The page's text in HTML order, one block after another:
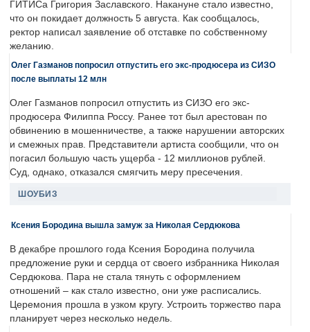
ГИТИСа Григория Заславского. Накануне стало известно,
что он покидает должность 5 августа. Как сообщалось,
ректор написал заявление об отставке по собственному
желанию.
Олег Газманов попросил отпустить его экс-продюсера из СИЗО
после выплаты 12 млн
Олег Газманов попросил отпустить из СИЗО его экс-
продюсера Филиппа Россу. Ранее тот был арестован по
обвинению в мошенничестве, а также нарушении авторских
и смежных прав. Представители артиста сообщили, что он
погасил большую часть ущерба - 12 миллионов рублей.
Суд, однако, отказался смягчить меру пресечения.
ШОУБИЗ
Ксения Бородина вышла замуж за Николая Сердюкова
В декабре прошлого года Ксения Бородина получила
предложение руки и сердца от своего избранника Николая
Сердюкова. Пара не стала тянуть с оформлением
отношений – как стало известно, они уже расписались.
Церемония прошла в узком кругу. Устроить торжество пара
планирует через несколько недель.